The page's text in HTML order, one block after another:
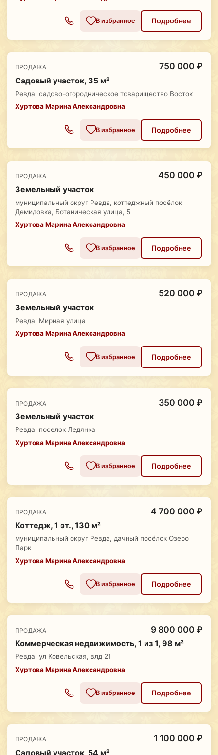
В избранное Подробнее
ПРОДАЖА 750 000 ₽
Садовый участок, 35 м²
Ревда, садово-огородническое товарищество Восток
Хуртова Марина Александровна
В избранное Подробнее
ПРОДАЖА 450 000 ₽
Земельный участок
муниципальный округ Ревда, коттеджный посёлок
Демидовка, Ботаническая улица, 5
Хуртова Марина Александровна
В избранное Подробнее
ПРОДАЖА 520 000 ₽
Земельный участок
Ревда, Мирная улица
Хуртова Марина Александровна
В избранное Подробнее
ПРОДАЖА 350 000 ₽
Земельный участок
Ревда, поселок Ледянка
Хуртова Марина Александровна
В избранное Подробнее
ПРОДАЖА 4 700 000 ₽
Коттедж, 1 эт., 130 м²
муниципальный округ Ревда, дачный посёлок Озеро
Парк
Хуртова Марина Александровна
В избранное Подробнее
ПРОДАЖА 9 800 000 ₽
Коммерческая недвижимость, 1 из 1, 98 м²
Ревда, ул Ковельская, влд 21
Хуртова Марина Александровна
В избранное Подробнее
ПРОДАЖА 1 100 000 ₽
Садовый участок, 54 м²